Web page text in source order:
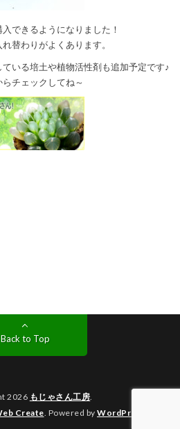
できるようになりました！
替わりがよくあります。
いる培土や植物活性剤も追加予定です♪
チェックしてね～
Back to Top
2026 もじゃさん工房.
Create. Powered by WordPress